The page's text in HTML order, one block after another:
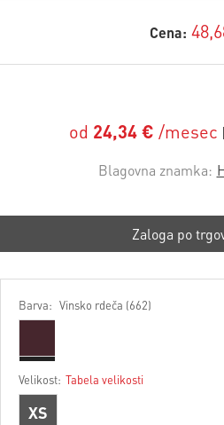
Cena:
od 24,34 € /mesec
Blagovna znamka:
Zaloga po
Barva: Vinsko rdeča (662)
Velikost: Tabela velikosti
XS